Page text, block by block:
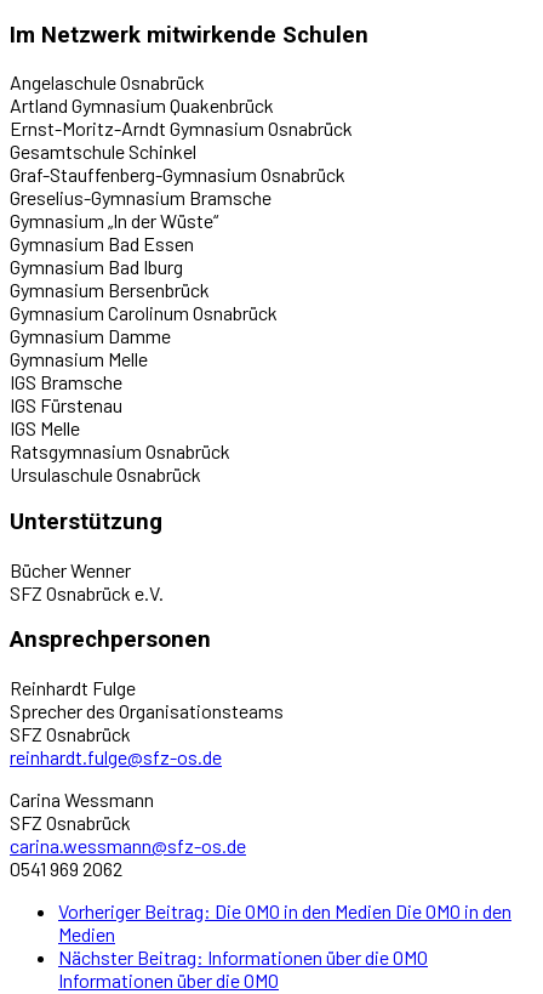
Im Netzwerk mitwirkende Schulen
Angelaschule Osnabrück
Artland Gymnasium Quakenbrück
Ernst-Moritz-Arndt Gymnasium Osnabrück
Gesamtschule Schinkel
Graf-Stauffenberg-Gymnasium Osnabrück
Greselius-Gymnasium Bramsche
Gymnasium „In der Wüste“
Gymnasium Bad Essen
Gymnasium Bad Iburg
Gymnasium Bersenbrück
Gymnasium Carolinum Osnabrück
Gymnasium Damme
Gymnasium Melle
IGS Bramsche
IGS Fürstenau
IGS Melle
Ratsgymnasium Osnabrück
Ursulaschule Osnabrück
Unterstützung
Bücher Wenner
SFZ Osnabrück e.V.
Ansprechpersonen
Reinhardt Fulge
Sprecher des Organisationsteams
SFZ Osnabrück
reinhardt.fulge@sfz-os.de
Carina Wessmann
SFZ Osnabrück
carina.wessmann@sfz-os.de
0541 969 2062
Vorheriger Beitrag: Die OMO in den Medien Die OMO in den
Medien
Nächster Beitrag: Informationen über die OMO
Informationen über die OMO